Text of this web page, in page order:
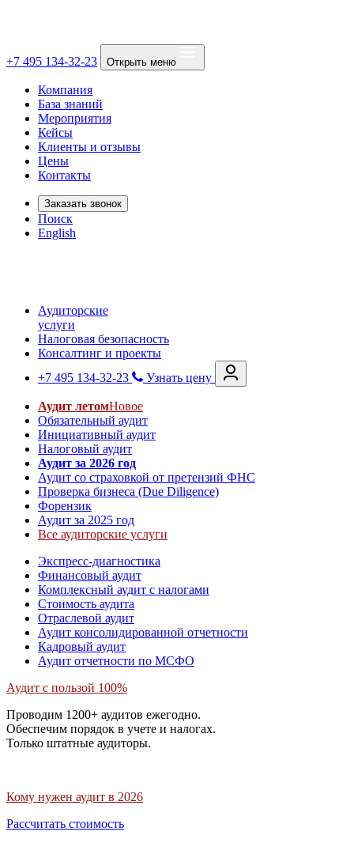
+7 495 134-32-23 Открыть меню
Компания
База знаний
Мероприятия
Кейсы
Клиенты и отзывы
Цены
Контакты
Заказать звонок
Поиск
English
Аудиторские
услуги
Налоговая безопасность
Консалтинг и проекты
+7 495 134-32-23
Узнать цену
Аудит летомНовое
Обязательный аудит
Инициативный аудит
Налоговый аудит
Аудит за 2026 год
Аудит со страховкой от претензий ФНС
Проверка бизнеса (Due Diligence)
Форензик
Аудит за 2025 год
Все аудиторские услуги
Экспресс-диагностика
Финансовый аудит
Комплексный аудит с налогами
Стоимость аудита
Отраслевой аудит
Аудит консолидированной отчетности
Кадровый аудит
Аудит отчетности по МСФО
Аудит с пользой 100%
Проводим 1200+ аудитов ежегодно.
Обеспечим порядок в учете и налогах.
Только штатные аудиторы.
Кому нужен аудит в 2026
Рассчитать стоимость